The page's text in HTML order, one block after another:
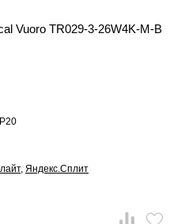
Vuoro TR029-3-26W4K-M-B
IP20
, Яндекс.Сплит